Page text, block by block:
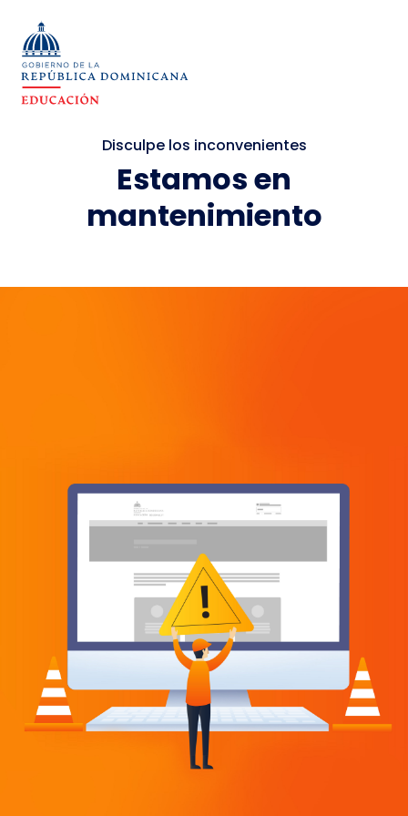
Disculpe los inconvenientes
Estamos en
mantenimiento